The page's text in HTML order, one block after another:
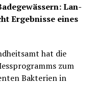
Lan­
Ergeb­nis­se eines
hat die
zum
Bak­te­ri­en in